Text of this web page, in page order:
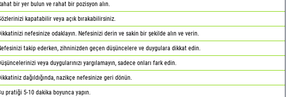
bir yer bulun ve rahat bir pozisyon alın.
kapatabilir veya açık bırakabilirsiniz.
nefesinize odaklayın. Nefesinizi derin ve sakin bir şekilde alın ve verin.
takip ederken, zihninizden geçen düşüncelere ve duygulara dikkat edin.
veya duygularınızı yargılamayın, sadece onları fark edin.
dağıldığında, nazikçe nefesinize geri dönün.
pratiği 5-10 dakika boyunca yapın.